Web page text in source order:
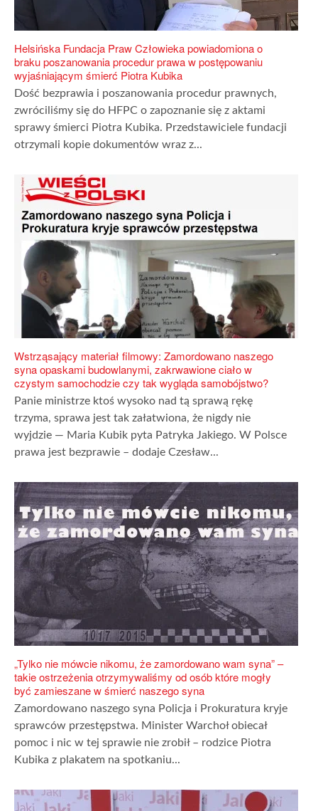
Helsińska Fundacja Praw Człowieka powiadomiona o
braku poszanowania procedur prawa w postępowaniu
wyjaśniającym śmierć Piotra Kubika
Dość bezprawia i poszanowania procedur prawnych,
zwróciliśmy się do HFPC o zapoznanie się z aktami
sprawy śmierci Piotra Kubika. Przedstawiciele fundacji
otrzymali kopie dokumentów wraz z...
Wstrząsający materiał filmowy: Zamordowano naszego
syna opaskami budowlanymi, zakrwawione ciało w
czystym samochodzie czy tak wygląda samobójstwo?
Panie ministrze ktoś wysoko nad tą sprawą rękę
trzyma, sprawa jest tak załatwiona, że nigdy nie
wyjdzie — Maria Kubik pyta Patryka Jakiego. W Polsce
prawa jest bezprawie – dodaje Czesław...
„Tylko nie mówcie nikomu, że zamordowano wam syna” –
takie ostrzeżenia otrzymywaliśmy od osób które mogły
być zamieszane w śmierć naszego syna
Zamordowano naszego syna Policja i Prokuratura kryje
sprawców przestępstwa. Minister Warchoł obiecał
pomoc i nic w tej sprawie nie zrobił – rodzice Piotra
Kubika z plakatem na spotkaniu...